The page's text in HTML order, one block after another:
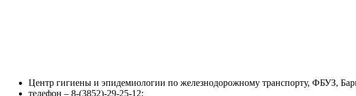
Центр гигиены и эпидемиологии по железнодорожному транспорту, ФБУЗ,
телефон – 8-(3852)-29-25-12;